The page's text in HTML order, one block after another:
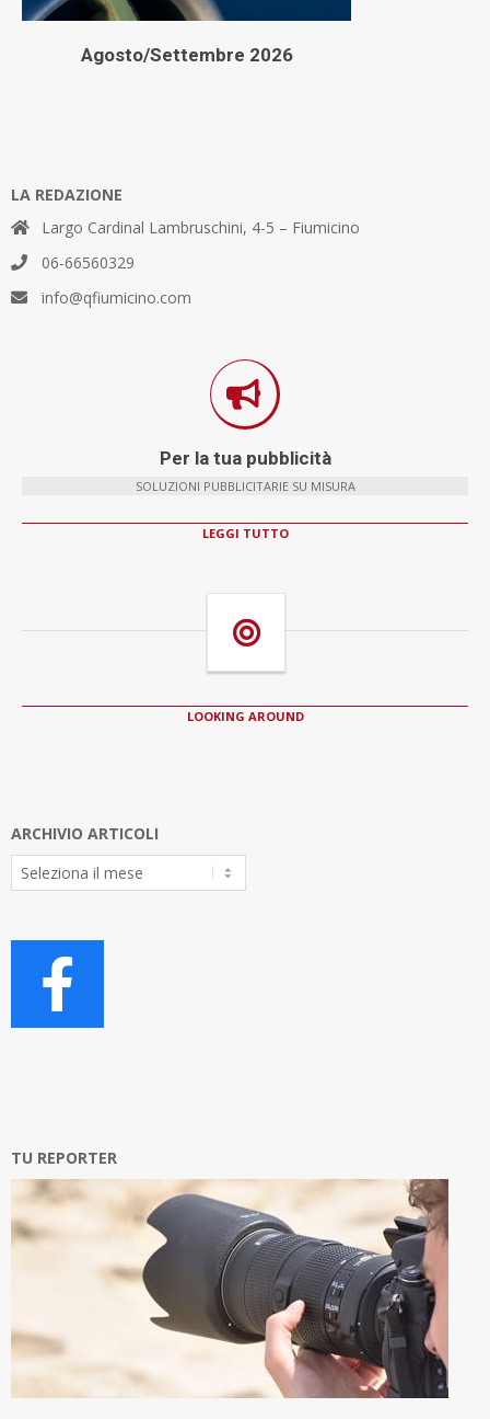
Agosto/Settembre 2026
LA REDAZIONE
Largo Cardinal Lambruschini, 4-5 – Fiumicino
06-66560329
info@qfiumicino.com
Per la tua pubblicità
SOLUZIONI PUBBLICITARIE SU MISURA
LEGGI TUTTO
LOOKING AROUND
ARCHIVIO ARTICOLI
Archivio
Articoli
TU REPORTER